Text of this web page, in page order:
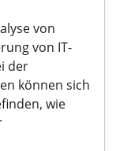
von
von IT-
der
können sich
wie